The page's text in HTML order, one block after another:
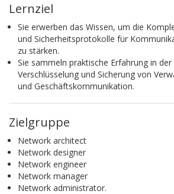
Lernziel
Sie erwerben das Wissen, um die
und Sicherheitsprotokolle für
zu stärken.
Sie sammeln praktische Erfahrung in
Verschlüsselung und Sicherung von
und Geschäftskommunikation.
Zielgruppe
Network architect
Network designer
Network engineer
Network manager
Network administrator.